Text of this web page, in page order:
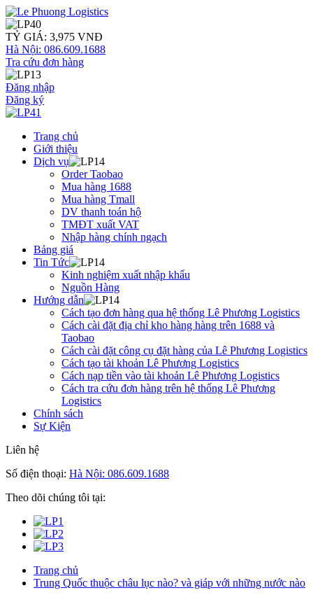
TỶ GIÁ: 3,975 VNĐ
Hà Nội: 086.609.1688
Tra cứu đơn hàng
Đăng nhập
Đăng ký
Trang chủ
Giới thiệu
Dịch vụ
Order Taobao
Mua hàng 1688
Mua hàng Tmall
DV thanh toán hộ
TMĐT xuất VAT
Nhập hàng chính ngạch
Bảng giá
Tin Tức
Kinh nghiệm xuất nhập khẩu
Nguồn Hàng
Hướng dẫn
Cách tạo đơn hàng qua hệ thống Lê Phương Logistics
Cách cài đặt địa chỉ kho hàng hàng trên 1688 và
Taobao
Cách cài đặt công cụ đặt hàng của Lê Phương Logistics
Cách tạo tài khoản Lê Phương Logistics
Cách nạp tiền vào tài khoản Lê Phương Logistics
Cách tra cứu đơn hàng trên hệ thống Lê Phương
Logistics
Chính sách
Sự Kiện
Liên hệ
Số điện thoại: Hà Nội: 086.609.1688
Theo dõi chúng tôi tại:
Trang chủ
Trung Quốc thuộc châu lục nào? và giáp với những nước nào